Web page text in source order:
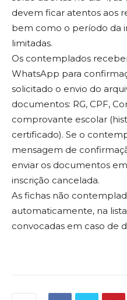
devem ficar atentos aos
bem como o período da
limitadas.
Os contemplados
WhatsApp para
solicitado o envio do
documentos: RG, CPF,
comprovante escolar
certificado). Se o
mensagem de
enviar os documentos
inscrição cancelada.
As fichas não
automaticamente, na
convocadas em caso de